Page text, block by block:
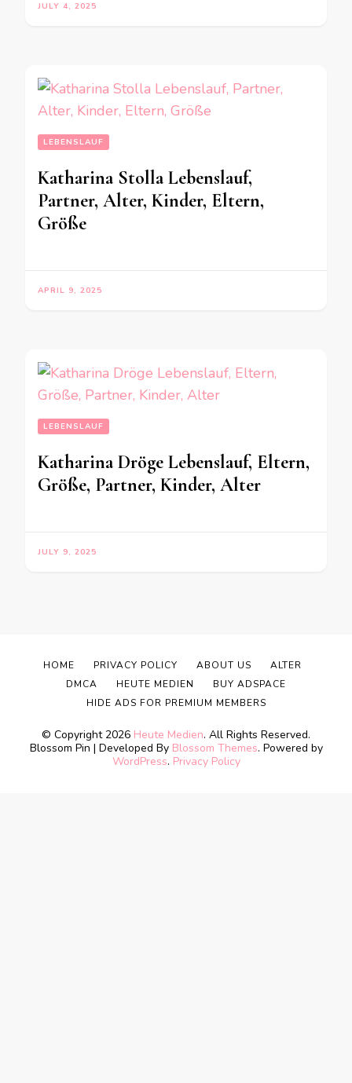
JULY 4, 2025
LEBENSLAUF
Katharina Stolla Lebenslauf,
Partner, Alter, Kinder, Eltern,
Größe
APRIL 9, 2025
LEBENSLAUF
Katharina Dröge Lebenslauf, Eltern,
Größe, Partner, Kinder, Alter
JULY 9, 2025
© Copyright 2026 Heute Medien. All Rights Reserved.
Blossom Pin | Developed By Blossom Themes. Powered by
WordPress. Privacy Policy
HOME PRIVACY POLICY ABOUT US
ALTER
DMCA
HEUTE MEDIEN
BUY ADSPACE
HIDE ADS FOR PREMIUM MEMBERS